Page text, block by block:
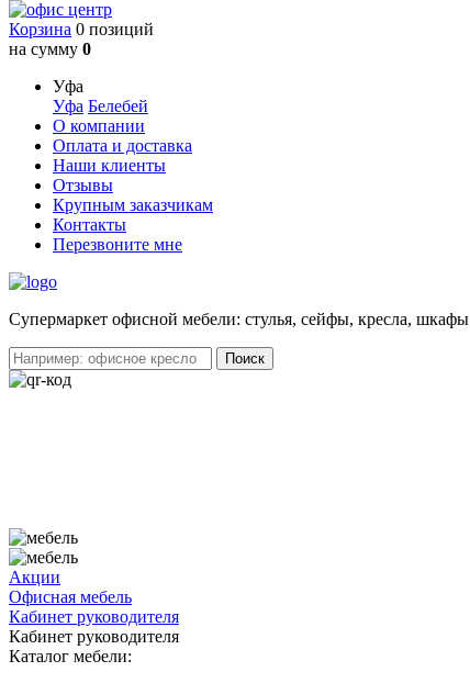
Корзина 0 позиций
на сумму 0
Уфа
Уфа Белебей
О компании
Оплата и доставка
Наши клиенты
Отзывы
Крупным заказчикам
Контакты
Перезвоните мне
Cупермаркет офисной мебели: стулья, сейфы, кресла, шкафы
Акции
Офисная мебель
Кабинет руководителя
Кабинет руководителя
Каталог мебели: